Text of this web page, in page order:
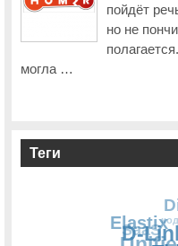
пойдёт
но не
могла …
Теги